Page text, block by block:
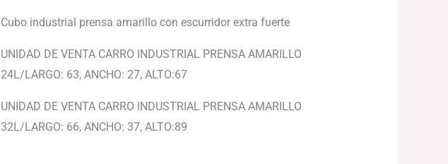
Cubo industrial prensa amarillo con escurridor extra fuerte
UNIDAD DE VENTA CARRO INDUSTRIAL PRENSA AMARILLO
24L/LARGO: 63, ANCHO: 27, ALTO:67
UNIDAD DE VENTA CARRO INDUSTRIAL PRENSA AMARILLO
32L/LARGO: 66, ANCHO: 37, ALTO:89